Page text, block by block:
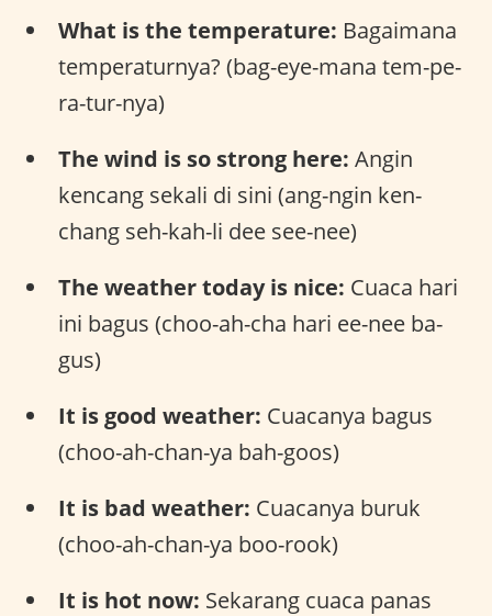
What is the temperature: Bagaimana
temperaturnya? (bag-eye-mana tem-pe-
ra-tur-nya)
The wind is so strong here: Angin
kencang sekali di sini (ang-ngin ken-
chang seh-kah-li dee see-nee)
The weather today is nice: Cuaca hari
ini bagus (choo-ah-cha hari ee-nee ba-
gus)
It is good weather: Cuacanya bagus
(choo-ah-chan-ya bah-goos)
It is bad weather: Cuacanya buruk
(choo-ah-chan-ya boo-rook)
It is hot now: Sekarang cuaca panas